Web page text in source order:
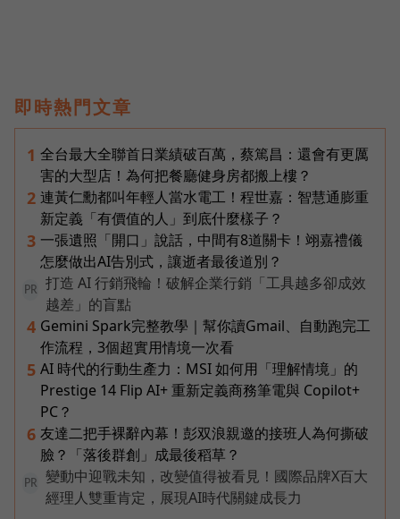
即時熱門文章
1 全台最大全聯首日業績破百萬，蔡篤昌：還會有更厲
害的大型店！為何把餐廳健身房都搬上樓？
2 連黃仁勳都叫年輕人當水電工！程世嘉：智慧通膨重
新定義「有價值的人」到底什麼樣子？
3 一張遺照「開口」說話，中間有8道關卡！翊嘉禮儀
怎麼做出AI告別式，讓逝者最後道別？
PR
打造 AI 行銷飛輪！破解企業行銷「工具越多卻成效
越差」的盲點
4 Gemini Spark完整教學｜幫你讀Gmail、自動跑完工
作流程，3個超實用情境一次看
5 AI 時代的行動生產力：MSI 如何用「理解情境」的
Prestige 14 Flip AI+ 重新定義商務筆電與 Copilot+
PC？
6 友達二把手裸辭內幕！彭双浪親邀的接班人為何撕破
臉？「落後群創」成最後稻草？
PR
變動中迎戰未知，改變值得被看見！國際品牌X百大
經理人雙重肯定，展現AI時代關鍵成長力